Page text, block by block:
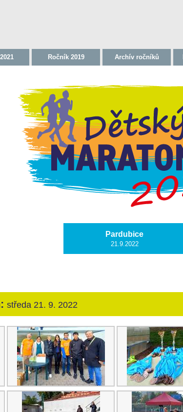
Ročník 2019 Archív ročníků
Pardubice
21.9.2022
: středa 21. 9. 2022